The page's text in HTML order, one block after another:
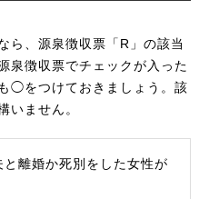
ら、源泉徴収票「R」の該当
泉徴収票でチェックが入った
◯をつけておきましょう。該
いません。
婚か死別をした女性が